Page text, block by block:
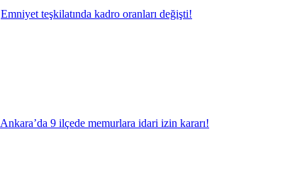
Emniyet teşkilatında kadro oranları değişti!
Ankara’da 9 ilçede memurlara idari izin kararı!